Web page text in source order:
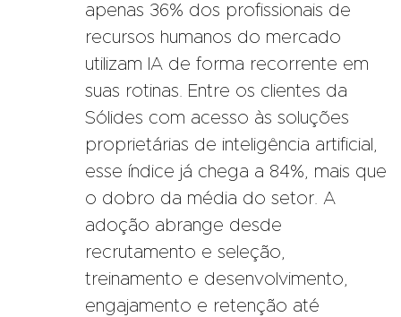
apenas 36% dos profissionais de
recursos humanos do mercado
utilizam IA de forma recorrente em
suas rotinas. Entre os clientes da
Sólides com acesso às soluções
proprietárias de inteligência artificial,
esse índice já chega a 84%, mais que
o dobro da média do setor. A
adoção abrange desde
recrutamento e seleção,
treinamento e desenvolvimento,
engajamento e retenção até